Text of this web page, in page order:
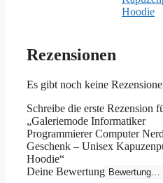
Hoodie
Rezensionen
Es gibt noch keine
Schreibe die erste Rezension
„Galeriemode Informatiker
Programmierer Computer Nerd
Geschenk – Unisex
Hoodie“
Deine Bewertung